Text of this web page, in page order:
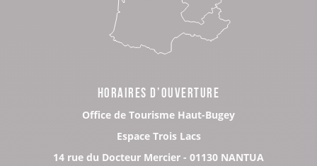
HORAIRES D’OUVERTURE
Office de Tourisme Haut-Bugey
Espace Trois Lacs
14 rue du Docteur Mercier - 01130 NANTUA